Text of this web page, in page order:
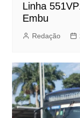
Linha
Embu
Redação